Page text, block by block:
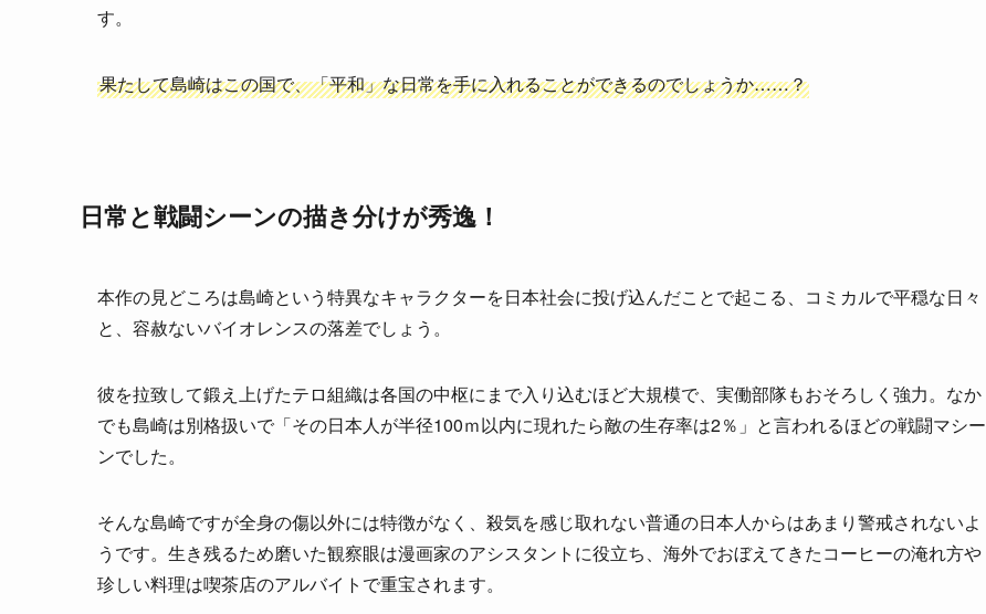
す。
果たして島崎はこの国で、「平和」な日常を手に入れることができるのでしょうか……？
日常と戦闘シーンの描き分けが秀逸！
本作の見どころは島崎という特異なキャラクターを日本社会に投げ込んだことで起こる、コミカルで平穏な日々
と、容赦ないバイオレンスの落差でしょう。
彼を拉致して鍛え上げたテロ組織は各国の中枢にまで入り込むほど大規模で、実働部隊もおそろしく強力。なか
でも島崎は別格扱いで「その日本人が半径100ｍ以内に現れたら敵の生存率は2％」と言われるほどの戦闘マシー
ンでした。
そんな島崎ですが全身の傷以外には特徴がなく、殺気を感じ取れない普通の日本人からはあまり警戒されないよ
うです。生き残るため磨いた観察眼は漫画家のアシスタントに役立ち、海外でおぼえてきたコーヒーの淹れ方や
珍しい料理は喫茶店のアルバイトで重宝されます。